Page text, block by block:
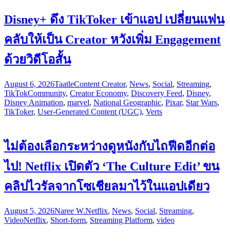
Disney+ ดึง TikToker เข้าแอป เปลี่ยนแฟน
คลับให้เป็น Creator หวังเพิ่ม Engagement
ด้วยวิดีโอสั้น
August 6, 2026TaatleContent Creator, News, Social, Streaming,
TikTokCommunity, Creator Economy, Discovery Feed, Disney,
Disney Animation, marvel, National Geographic, Pixar, Star Wars,
TikToker, User-Generated Content (UGC), Verts
ไม่ต้องเลือกระหว่างดูหนังกับไถฟีดอีกต่อ
ไป! Netflix เปิดตัว ‘The Culture Edit’ ขน
คลิปไวรัลจากโซเชียลมาไว้ในแอปเดียว
August 5, 2026Naree W.Netflix, News, Social, Streaming,
VideoNetflix, Short-form, Streaming Platform, video